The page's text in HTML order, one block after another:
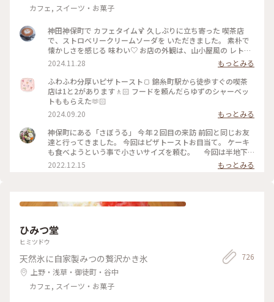
カフェ, スイーツ・お菓子
神田神保町で カフェタイム🍹 久しぶりに立ち寄った 喫茶店
で、ストロベリークリームソーダを いただきました。 素朴で
懐かしさを感じる 味わい♡ お店の外観は、山小屋風の レトロ
な佇まい、 ダイヤル式の 赤電話も 懐かしい♡ (この赤電話、
今でも現役らしいのですが、確かなところは不明です) 店内
も、小スペースながら 落ち着いた雰囲気、一人でまったりす
るのには、心地よい場所です。 開業したのは、約70年前なの
だそう。 創業当時から 受け継がれた 数々のメニューは、今も
健在、今回 いただいた クリームソーダも、その中のひとつで
す。 最近、あちらこちらで 目にするようになった カラフルな
クリームソーダは、こちらのお店から 始まったのだとか。 何
とも、歴史を感じさせてくれます。 コーヒーをいただくつもり
でしたが、この日は 気温が高く、冷たい飲み物で 季節外れの
クールダウン💦 これで、クリームソーダは、飲み納めかなぁ…
なんて思いながら、ゆっくりと味わって いただきました。 #カ
2024.11.28
もっとみる
ふわふわ分厚いピザトースト🍞 錦糸町駅から徒歩すぐの喫茶
店は1と2があります🚶🏻 フードを頼んだらゆずのシャーベッ
トももらえた🫶🏻
2024.09.20
もっとみる
神保町にある「さぼうる」 今年２回目の来訪 前回と同じお友
達と行ってきました。 今回はピザトーストお目当て。 ケーキ
も食べようという事で小さいサイズを頼む。 今回は半地下
の席に通されて。 場所も駅前、老舗有名店だけあって、平日な
のに ひっきりなしに来客が。混雑してました。 お口なおしに
2022.12.15 もっとみる
ひみつ堂
ヒミツドウ
天然氷に自家製みつの贅沢かき氷
上野・浅草・御徒町・谷中
カフェ, スイーツ・お菓子
726